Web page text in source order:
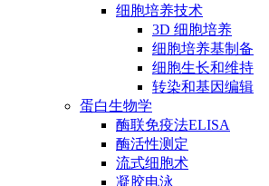
细胞培养技术
3D 细胞培养
细胞培养基制备
细胞生长和维持
转染和基因编辑
蛋白生物学
酶联免疫法ELISA
酶活性测定
流式细胞术
凝胶电泳